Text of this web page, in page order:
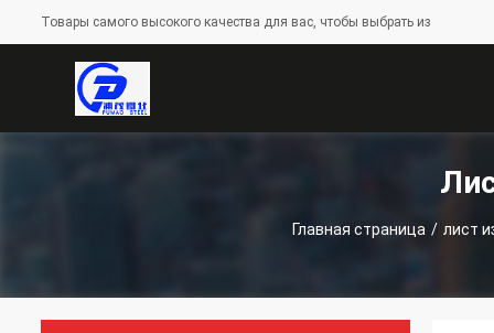
Товары самого высокого качества для вас, чтобы выбрать из
Главная страница / лист